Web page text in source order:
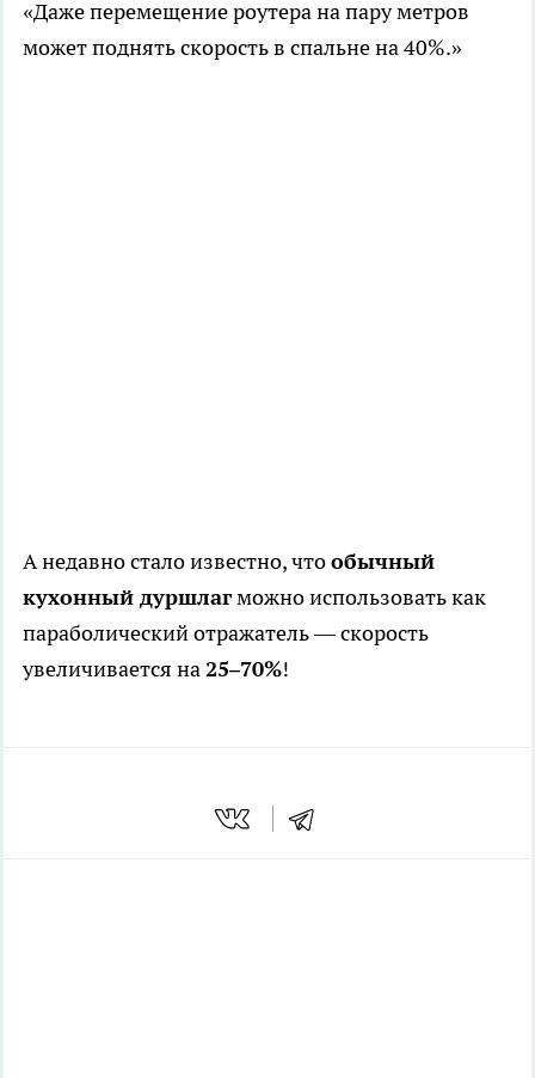
«Даже перемещение роутера на пару метров
может поднять скорость в спальне на 40%.»
А недавно стало известно, чтообычный
кухонный дуршлагможно использовать как
параболический отражатель — скорость
увеличивается на25–70%!